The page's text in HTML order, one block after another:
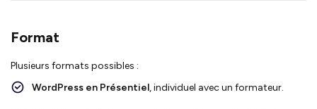
Format
Plusieurs formats possibles :
WordPress en Présentiel, individuel avec un formateur.